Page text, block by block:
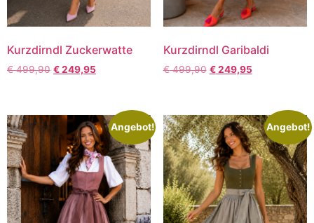
Kurzdirndl Zuckerwatte
€499,90 €249,95
Kurzdirndl Garibaldi
€499,90 €249,95
Angebot! Angebot!